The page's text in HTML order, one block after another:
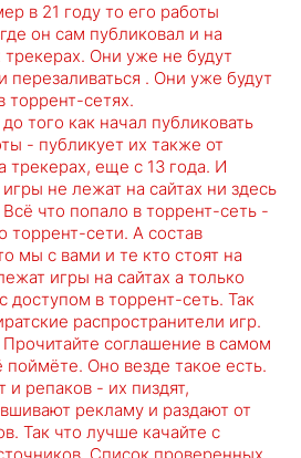
в 21 году то его работы
он сам публиковал и на
Они уже не будут
перезаливаться . Они уже будут
торрент-сетях.
того как начал публиковать
- публикует их также от
трекерах, еще с 13 года. И
не лежат на сайтах ни здесь
что попало в торрент-сеть -
торрент-сети. А состав
мы с вами и те кто стоят на
игры на сайтах а только
доступом в торрент-сеть. Так
распространители игр.
соглашение в самом
поймёте. Оно везде такое есть.
и репаков - их пиздят,
рекламу и раздают от
Так что лучше качайте с